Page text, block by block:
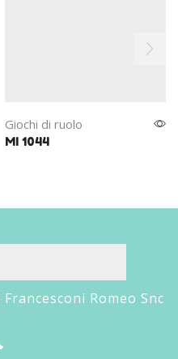
Giochi di ruolo
MI 1044
Romeo Snc